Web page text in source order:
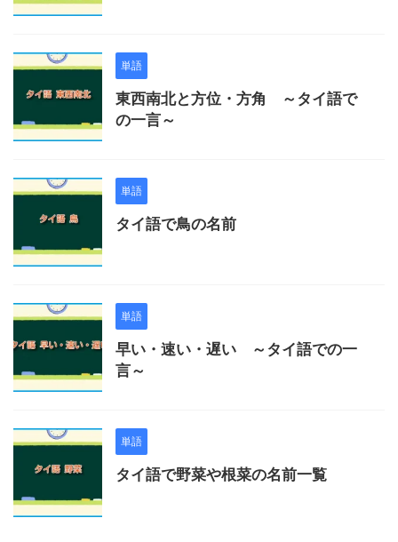
単語
東西南北と方位・方角 ～タイ語で
の一言～
単語
タイ語で鳥の名前
単語
早い・速い・遅い ～タイ語での一
言～
単語
タイ語で野菜や根菜の名前一覧